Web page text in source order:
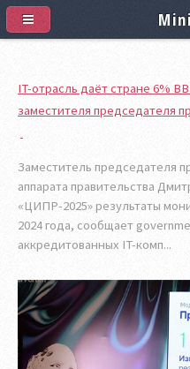
IT-отрасль даёт стране 6%
заместителя председателя
Заместитель председателя
аппарата правительства
«ЦИПР-2025» результаты
2024 года, сообщает
аккредитованных IT-комп...